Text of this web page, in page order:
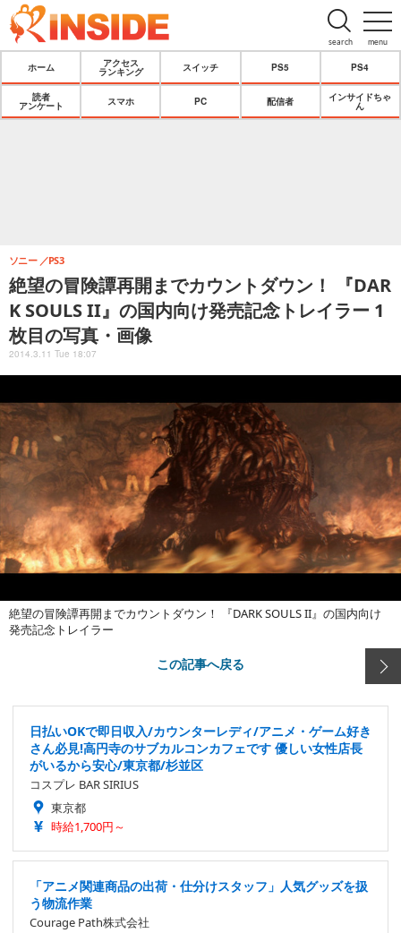
menu
search
ホーム
アクセス
ランキング
スイッチ PS5 PS4
読者
アンケート
スマホ PC 配信者
インサイドちゃ
ん
絶望の冒険譚再開までカウントダウン！ 『DAR
K SOULS II』の国内向け発売記念トレイラー 1
枚目の写真・画像
ソニー PS3
2014.3.11 Tue 18:07
絶望の冒険譚再開までカウントダウン！ 『DARK SOULS II』の国内向け
発売記念トレイラー
この記事へ戻る
日払いOKで即日収入/カウンターレディ/アニメ・ゲーム好き
さん必見!高円寺のサブカルコンカフェです 優しい女性店長
がいるから安心/東京都/杉並区
コスプレ BAR SIRIUS
東京都
時給1,700円～
「アニメ関連商品の出荷・仕分けスタッフ」人気グッズを扱
う物流作業
Courage Path株式会社